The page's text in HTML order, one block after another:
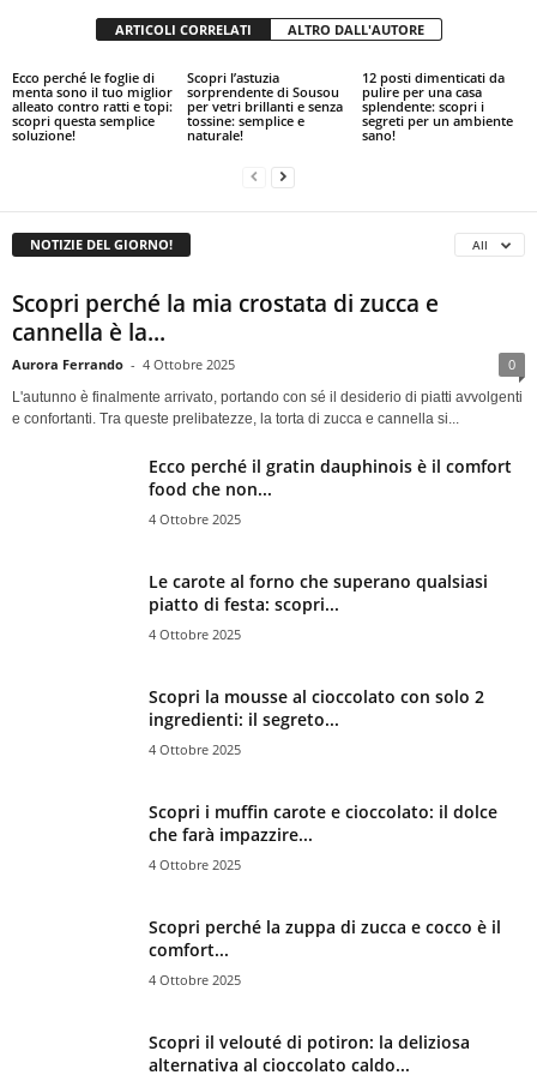
ARTICOLI CORRELATI ALTRO DALL'AUTORE
Ecco perché le foglie di
menta sono il tuo miglior
alleato contro ratti e topi:
scopri questa semplice
soluzione!
Scopri l’astuzia
sorprendente di Sousou
per vetri brillanti e senza
tossine: semplice e
naturale!
12 posti dimenticati da
pulire per una casa
splendente: scopri i
segreti per un ambiente
sano!
NOTIZIE DEL GIORNO! All
Scopri perché la mia crostata di zucca e
cannella è la...
Aurora Ferrando - 4 Ottobre 2025 0
L'autunno è finalmente arrivato, portando con sé il desiderio di piatti avvolgenti
e confortanti. Tra queste prelibatezze, la torta di zucca e cannella si...
Ecco perché il gratin dauphinois è il comfort
food che non...
4 Ottobre 2025
Le carote al forno che superano qualsiasi
piatto di festa: scopri...
4 Ottobre 2025
Scopri la mousse al cioccolato con solo 2
ingredienti: il segreto...
4 Ottobre 2025
Scopri i muffin carote e cioccolato: il dolce
che farà impazzire...
4 Ottobre 2025
Scopri perché la zuppa di zucca e cocco è il
comfort...
4 Ottobre 2025
Scopri il velouté di potiron: la deliziosa
alternativa al cioccolato caldo...